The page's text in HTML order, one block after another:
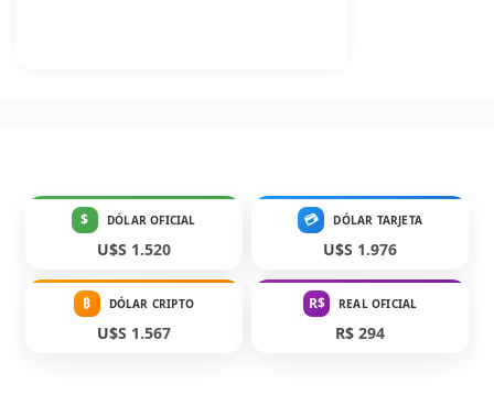
$ DÓLAR OFICIAL
U$S 1.520
💳 DÓLAR TARJETA
U$S 1.976
₿ DÓLAR CRIPTO
U$S 1.567
R$ REAL OFICIAL
R$ 294